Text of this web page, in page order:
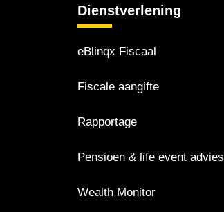
Dienstverlening
eBlinqx Fiscaal
Fiscale aangifte
Rapportage
Pensioen & life event advies
Wealth Monitor